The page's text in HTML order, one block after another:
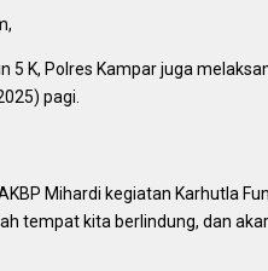
5 K, Polres Kampar juga
pagi.
Mihardi kegiatan Karhutla
tempat kita berlindung, dan